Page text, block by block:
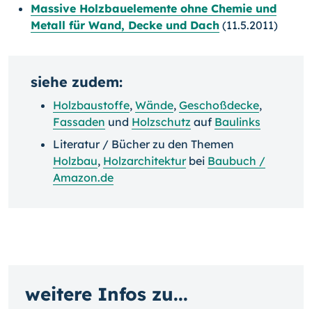
Massive Holzbauelemente ohne Chemie und
Metall für Wand, Decke und Dach (11.5.2011)
siehe zudem:
Holzbaustoffe, Wände, Geschoßdecke,
Fassaden und Holzschutz auf Baulinks
Literatur / Bücher zu den Themen
Holzbau, Holzarchitekturbei Baubuch /
Amazon.de
weitere Infos zu...